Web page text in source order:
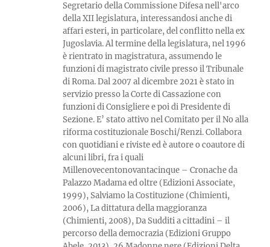
Segretario della Commissione Difesa nell'arco
della XII legislatura, interessandosi anche di
affari esteri, in particolare, del conflitto nella ex
Jugoslavia. Al termine della legislatura, nel 1996
è rientrato in magistratura, assumendo le
funzioni di magistrato civile presso il Tribunale
di Roma. Dal 2007 al dicembre 2021 è stato in
servizio presso la Corte di Cassazione con
funzioni di Consigliere e poi di Presidente di
Sezione. E’ stato attivo nel Comitato per il No alla
riforma costituzionale Boschi/Renzi. Collabora
con quotidiani e riviste ed è autore o coautore di
alcuni libri, fra i quali
Millenovecentonovantacinque – Cronache da
Palazzo Madama ed oltre (Edizioni Associate,
1999), Salviamo la Costituzione (Chimienti,
2006), La dittatura della maggioranza
(Chimienti, 2008), Da Sudditi a cittadini – il
percorso della democrazia (Edizioni Gruppo